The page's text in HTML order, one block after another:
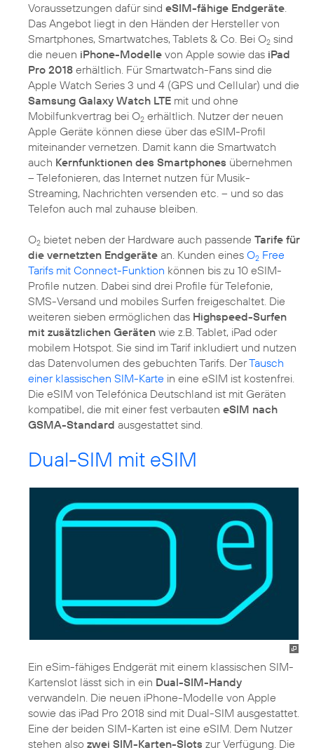
Voraussetzungen dafür sind eSIM-fähige Endgeräte.
Das Angebot liegt in den Händen der Hersteller von
Smartphones, Smartwatches, Tablets & Co. Bei O2 sind
die neuen iPhone-Modelle von Apple sowie das iPad
Pro 2018 erhältlich. Für Smartwatch-Fans sind die
Apple Watch Series 3 und 4 (GPS und Cellular) und die
Samsung Galaxy Watch LTE mit und ohne
Mobilfunkvertrag bei O2 erhältlich. Nutzer der neuen
Apple Geräte können diese über das eSIM-Profil
miteinander vernetzen. Damit kann die Smartwatch
auch Kernfunktionen des Smartphones übernehmen
– Telefonieren, das Internet nutzen für Musik-
Streaming, Nachrichten versenden etc. – und so das
Telefon auch mal zuhause bleiben.
O2 bietet neben der Hardware auch passende Tarife für
die vernetzten Endgeräte an. Kunden eines O2 Free
Tarifs mit Connect-Funktion können bis zu 10 eSIM-
Profile nutzen. Dabei sind drei Profile für Telefonie,
SMS-Versand und mobiles Surfen freigeschaltet. Die
weiteren sieben ermöglichen das Highspeed-Surfen
mit zusätzlichen Geräten wie z.B. Tablet, iPad oder
mobilem Hotspot. Sie sind im Tarif inkludiert und nutzen
das Datenvolumen des gebuchten Tarifs. DerTausch
einer klassischen SIM-Karte in eine eSIM ist kostenfrei.
Die eSIM von Telefónica Deutschland ist mit Geräten
kompatibel, die mit einer fest verbauten eSIM nach
GSMA-Standard ausgestattet sind.
Dual-SIM mit eSIM
Ein eSim-fähiges Endgerät mit einem klassischen SIM-
Kartenslot lässt sich in ein Dual-SIM-Handy
verwandeln. Die neuen iPhone-Modelle von Apple
sowie das iPad Pro 2018 sind mit Dual-SIM ausgestattet.
Eine der beiden SIM-Karten ist eine eSIM. Dem Nutzer
stehen also zwei SIM-Karten-Slots zur Verfügung. Die